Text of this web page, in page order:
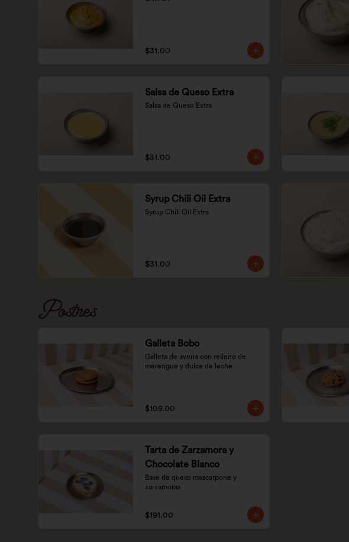
$31.00
Salsa de Queso Extra
Salsa de Queso Extra
$31.00
Syrup Chili Oil Extra
Syrup Chili Oil Extra
$31.00
Postres
Galleta Bobo
Galleta de avena con relleno de
merengue y dulce de leche
$109.00
Tarta de Zarzamora y
Chocolate Blanco
Base de queso mascarpone y
zarzamoras
$191.00